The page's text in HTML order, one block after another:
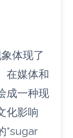
体现了
在媒体和
成一种现
化影响
“sugar